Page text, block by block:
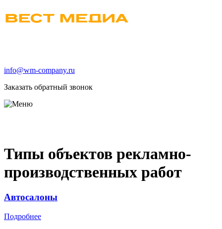
info@wm-company.ru
Заказать обратный звонок
Типы объектов рекламно-
производственных работ
Автосалоны
Подробнее